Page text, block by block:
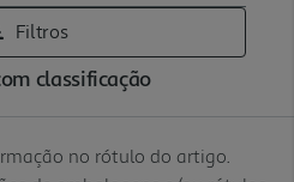
no rótulo do artigo.